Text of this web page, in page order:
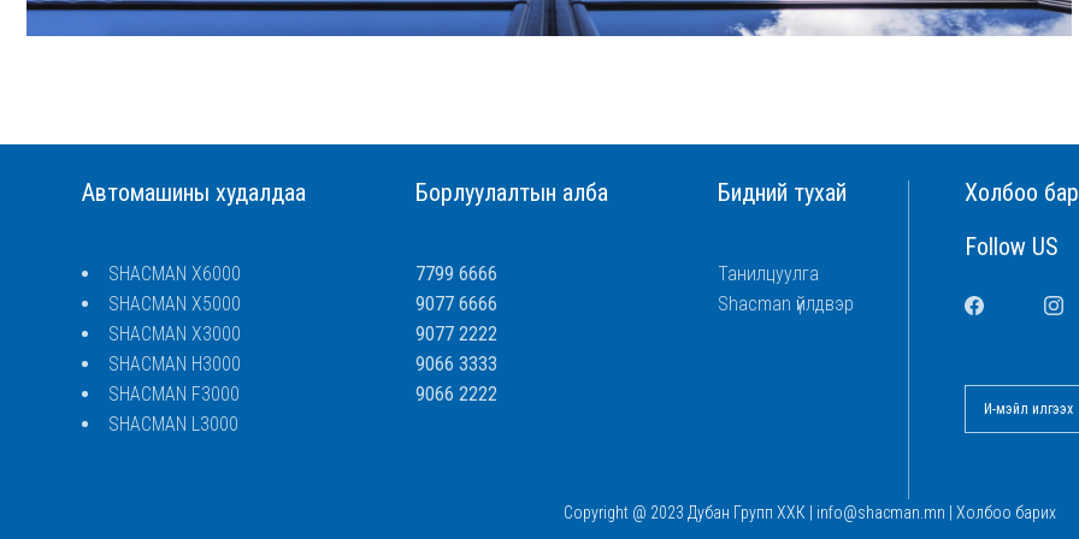
Автомашины худалдаа
SHACMAN X6000
SHACMAN X5000
SHACMAN X3000
SHACMAN H3000
SHACMAN F3000
SHACMAN L3000
Борлуулалтын алба
7799 6666
9077 6666
9077 2222
9066 3333
9066 2222
Бидний тухай
Танилцуулга
Shacman үйлдвэр
Холбоо
Follow US
Copyright @ 2023 Дубан Групп ХХК info@shacman.mn Холбоо барих